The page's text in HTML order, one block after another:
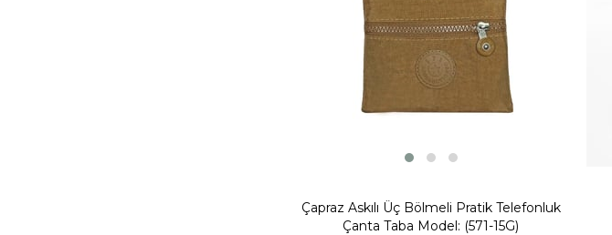
Çapraz Askılı Üç Bölmeli Pratik Telefonluk
Çanta Taba Model: (571-15G)